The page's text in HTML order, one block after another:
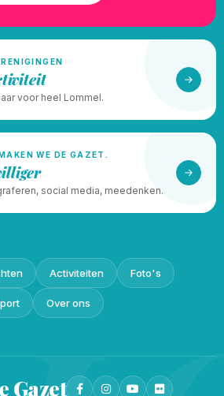
voor heel Lommel.
WE DE GAZET.
social media, meedenken.
Activiteiten Foto's
Over ons
Gazet